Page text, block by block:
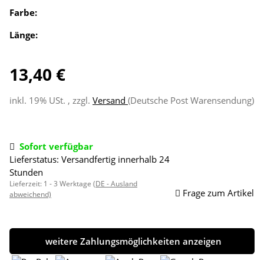
Farbe:
Länge:
13,40 €
inkl. 19% USt. , zzgl. Versand (Deutsche Post Warensendung)
Sofort verfügbar
Lieferstatus: Versandfertig innerhalb 24
Stunden
Lieferzeit: 1 - 3 Werktage (DE - Ausland
abweichend)
Frage zum Artikel
weitere Zahlungsmöglichkeiten anzeigen